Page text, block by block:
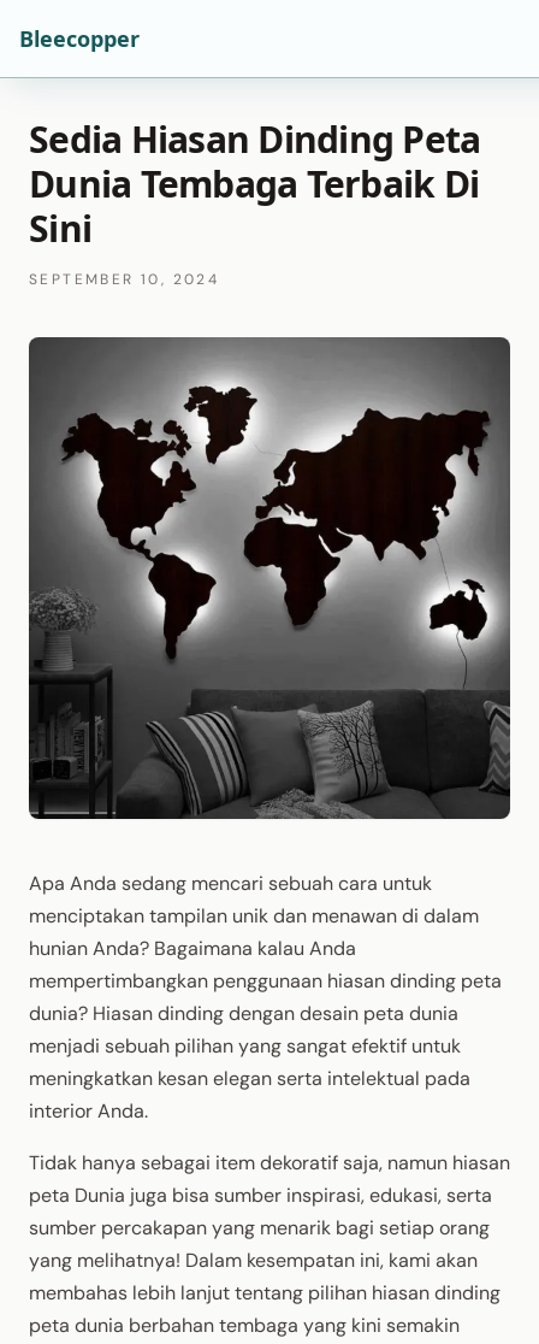
Bleecopper
Sedia Hiasan Dinding Peta
Dunia Tembaga Terbaik Di
Sini
SEPTEMBER 10, 2024
Apa Anda sedang mencari sebuah cara untuk
menciptakan tampilan unik dan menawan di dalam
hunian Anda? Bagaimana kalau Anda
mempertimbangkan penggunaan hiasan dinding peta
dunia? Hiasan dinding dengan desain peta dunia
menjadi sebuah pilihan yang sangat efektif untuk
meningkatkan kesan elegan serta intelektual pada
interior Anda.
Tidak hanya sebagai item dekoratif saja, namun hiasan
peta Dunia juga bisa sumber inspirasi, edukasi, serta
sumber percakapan yang menarik bagi setiap orang
yang melihatnya! Dalam kesempatan ini, kami akan
membahas lebih lanjut tentang pilihan hiasan dinding
peta dunia berbahan tembaga yang kini semakin